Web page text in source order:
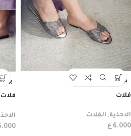
بيعت
فلات
الاحذية, الفلات
6.000 ع
بيعت
فلات